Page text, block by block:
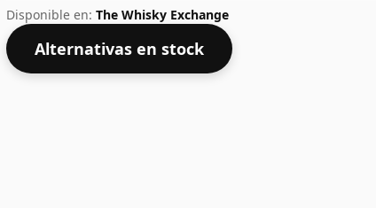
whisky se embotella con una concentración
con una gota de agua.
Disponible en: The Whisky Exchange
Alternativas en stock